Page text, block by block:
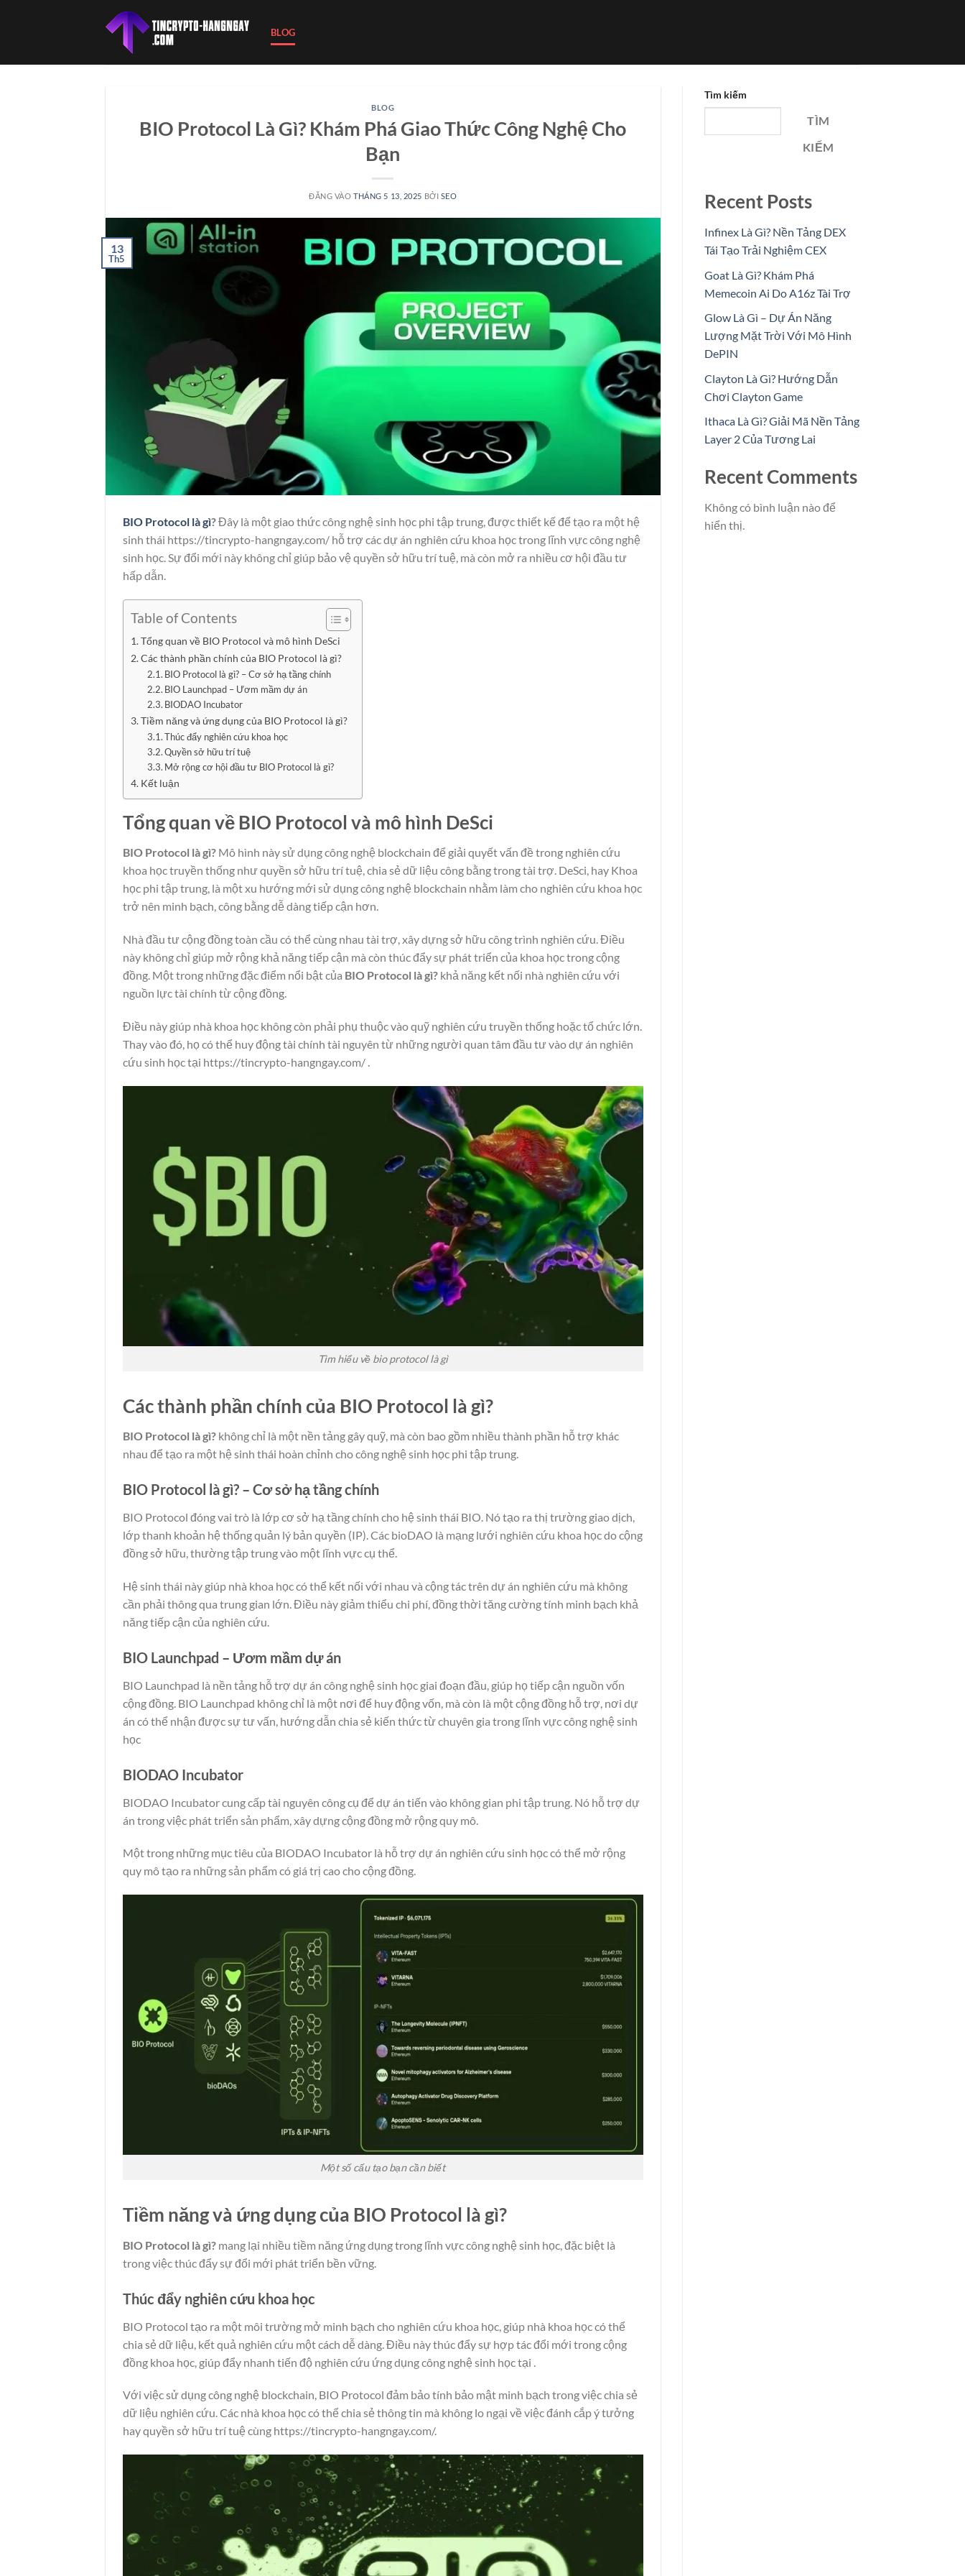
dung
BLOG
BLOG
BIO Protocol Là Gì? Khám Phá Giao Thức Công Nghệ Cho
Bạn
ĐĂNG VÀOTHÁNG 5 13, 2025 BỞI SEO
13
Th5
BIO Protocol là gì?Đây là một giao thức công nghệ sinh học phi tập trung, được thiết kế để tạo ra một hệ
sinh thái https://tincrypto-hangngay.com/ hỗ trợ các dự án nghiên cứu khoa học trong lĩnh vực công nghệ
sinh học. Sự đổi mới này không chỉ giúp bảo vệ quyền sở hữu trí tuệ, mà còn mở ra nhiều cơ hội đầu tư
hấp dẫn.
Table of Contents
Tổng quan về BIO Protocol và mô hình DeSci
Các thành phần chính của BIO Protocol là gì?
BIO Protocol là gì? – Cơ sở hạ tầng chính
BIO Launchpad – Ươm mầm dự án
BIODAO Incubator
Tiềm năng và ứng dụng của BIO Protocol là gì?
Thúc đẩy nghiên cứu khoa học
Quyền sở hữu trí tuệ
Mở rộng cơ hội đầu tư BIO Protocol là gì?
Kết luận
Tổng quan về BIO Protocol và mô hình DeSci
BIO Protocol là gì? Mô hình này sử dụng công nghệ blockchain để giải quyết vấn đề trong nghiên cứu
khoa học truyền thống như quyền sở hữu trí tuệ, chia sẻ dữ liệu công bằng trong tài trợ. DeSci, hay Khoa
học phi tập trung, là một xu hướng mới sử dụng công nghệ blockchain nhằm làm cho nghiên cứu khoa học
trở nên minh bạch, công bằng dễ dàng tiếp cận hơn.
Nhà đầu tư cộng đồng toàn cầu có thể cùng nhau tài trợ, xây dựng sở hữu công trình nghiên cứu. Điều
này không chỉ giúp mở rộng khả năng tiếp cận mà còn thúc đẩy sự phát triển của khoa học trong cộng
đồng. Một trong những đặc điểm nổi bật của BIO Protocol là gì? khả năng kết nối nhà nghiên cứu với
nguồn lực tài chính từ cộng đồng.
Điều này giúp nhà khoa học không còn phải phụ thuộc vào quỹ nghiên cứu truyền thống hoặc tổ chức lớn.
Thay vào đó, họ có thể huy động tài chính tài nguyên từ những người quan tâm đầu tư vào dự án nghiên
cứu sinh học tại https://tincrypto-hangngay.com/ .
Tìm hiểu về bio protocol là gì
Các thành phần chính của BIO Protocol là gì?
BIO Protocol là gì? không chỉ là một nền tảng gây quỹ, mà còn bao gồm nhiều thành phần hỗ trợ khác
nhau để tạo ra một hệ sinh thái hoàn chỉnh cho công nghệ sinh học phi tập trung.
BIO Protocol là gì? – Cơ sở hạ tầng chính
BIO Protocol đóng vai trò là lớp cơ sở hạ tầng chính cho hệ sinh thái BIO. Nó tạo ra thị trường giao dịch,
lớp thanh khoản hệ thống quản lý bản quyền (IP). Các bioDAO là mạng lưới nghiên cứu khoa học do cộng
đồng sở hữu, thường tập trung vào một lĩnh vực cụ thể.
Hệ sinh thái này giúp nhà khoa học có thể kết nối với nhau và cộng tác trên dự án nghiên cứu mà không
cần phải thông qua trung gian lớn. Điều này giảm thiểu chi phí, đồng thời tăng cường tính minh bạch khả
năng tiếp cận của nghiên cứu.
BIO Launchpad – Ươm mầm dự án
BIO Launchpad là nền tảng hỗ trợ dự án công nghệ sinh học giai đoạn đầu, giúp họ tiếp cận nguồn vốn
cộng đồng. BIO Launchpad không chỉ là một nơi để huy động vốn, mà còn là một cộng đồng hỗ trợ, nơi dự
án có thể nhận được sự tư vấn, hướng dẫn chia sẻ kiến thức từ chuyên gia trong lĩnh vực công nghệ sinh
học
BIODAO Incubator
BIODAO Incubator cung cấp tài nguyên công cụ để dự án tiến vào không gian phi tập trung. Nó hỗ trợ dự
án trong việc phát triển sản phẩm, xây dựng cộng đồng mở rộng quy mô.
Một trong những mục tiêu của BIODAO Incubator là hỗ trợ dự án nghiên cứu sinh học có thể mở rộng
quy mô tạo ra những sản phẩm có giá trị cao cho cộng đồng.
Một số cấu tạo bạn cần biết
Tiềm năng và ứng dụng của BIO Protocol là gì?
BIO Protocol là gì? mang lại nhiều tiềm năng ứng dụng trong lĩnh vực công nghệ sinh học, đặc biệt là
trong việc thúc đẩy sự đổi mới phát triển bền vững.
Thúc đẩy nghiên cứu khoa học
BIO Protocol tạo ra một môi trường mở minh bạch cho nghiên cứu khoa học, giúp nhà khoa học có thể
chia sẻ dữ liệu, kết quả nghiên cứu một cách dễ dàng. Điều này thúc đẩy sự hợp tác đổi mới trong cộng
đồng khoa học, giúp đẩy nhanh tiến độ nghiên cứu ứng dụng công nghệ sinh học tại .
Với việc sử dụng công nghệ blockchain, BIO Protocol đảm bảo tính bảo mật minh bạch trong việc chia sẻ
dữ liệu nghiên cứu. Các nhà khoa học có thể chia sẻ thông tin mà không lo ngại về việc đánh cắp ý tưởng
hay quyền sở hữu trí tuệ cùng https://tincrypto-hangngay.com/.
Tìm kiếm
TÌM
KIẾM
Recent Posts
Infinex Là Gì? Nền Tảng DEX
Tái Tạo Trải Nghiệm CEX
Goat Là Gì? Khám Phá
Memecoin Ai Do A16z Tài Trợ
Glow Là Gì – Dự Án Năng
Lượng Mặt Trời Với Mô Hình
DePIN
Clayton Là Gì? Hướng Dẫn
Chơi Clayton Game
Ithaca Là Gì? Giải Mã Nền Tảng
Layer 2 Của Tương Lai
Recent Comments
Không có bình luận nào để
hiển thị.